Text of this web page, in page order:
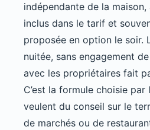
indépendante de la
inclus dans le tarif et
proposée en option le soir.
nuitée, sans engagement
avec les propriétaires fait
C’est la formule choisie
veulent du conseil sur le
de marchés ou de